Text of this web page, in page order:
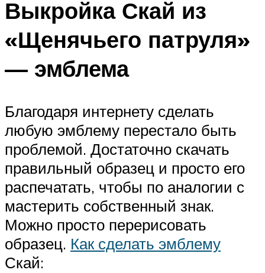
Выкройка Скай из
«Щенячьего патруля»
— эмблема
Благодаря интернету сделать
любую эмблему перестало быть
проблемой. Достаточно скачать
правильный образец и просто его
распечатать, чтобы по аналогии с
мастерить собственный знак.
Можно просто перерисовать
образец. Как сделать эмблему
Скай: